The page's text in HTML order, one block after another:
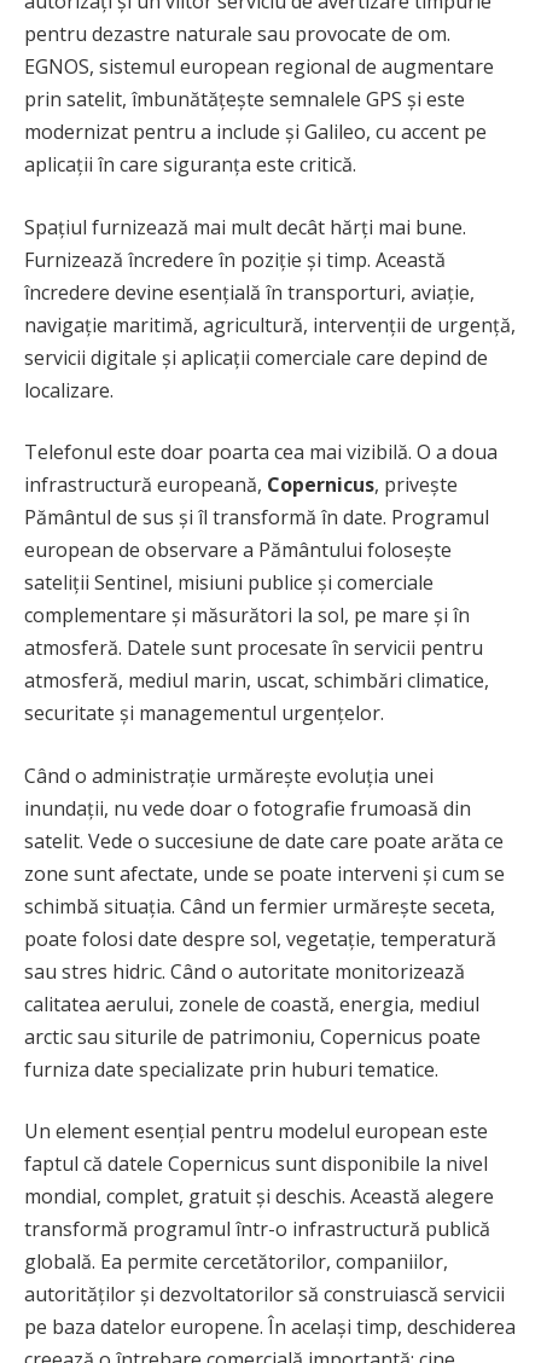
pentru dezastre naturale sau provocate de om.
EGNOS, sistemul european regional de augmentare
prin satelit, îmbunătățește semnalele GPS și este
modernizat pentru a include și Galileo, cu accent pe
aplicații în care siguranța este critică.
Spațiul furnizează mai mult decât hărți mai bune.
Furnizează încredere în poziție și timp. Această
încredere devine esențială în transporturi, aviație,
navigație maritimă, agricultură, intervenții de urgență,
servicii digitale și aplicații comerciale care depind de
localizare.
Telefonul este doar poarta cea mai vizibilă. O a doua
infrastructură europeană, Copernicus, privește
Pământul de sus și îl transformă în date. Programul
european de observare a Pământului folosește
sateliții Sentinel, misiuni publice și comerciale
complementare și măsurători la sol, pe mare și în
atmosferă. Datele sunt procesate în servicii pentru
atmosferă, mediul marin, uscat, schimbări climatice,
securitate și managementul urgențelor.
Când o administrație urmărește evoluția unei
inundații, nu vede doar o fotografie frumoasă din
satelit. Vede o succesiune de date care poate arăta ce
zone sunt afectate, unde se poate interveni și cum se
schimbă situația. Când un fermier urmărește seceta,
poate folosi date despre sol, vegetație, temperatură
sau stres hidric. Când o autoritate monitorizează
calitatea aerului, zonele de coastă, energia, mediul
arctic sau siturile de patrimoniu, Copernicus poate
furniza date specializate prin huburi tematice.
Un element esențial pentru modelul european este
faptul că datele Copernicus sunt disponibile la nivel
mondial, complet, gratuit și deschis. Această alegere
transformă programul într-o infrastructură publică
globală. Ea permite cercetătorilor, companiilor,
autorităților și dezvoltatorilor să construiască servicii
pe baza datelor europene. În același timp, deschiderea